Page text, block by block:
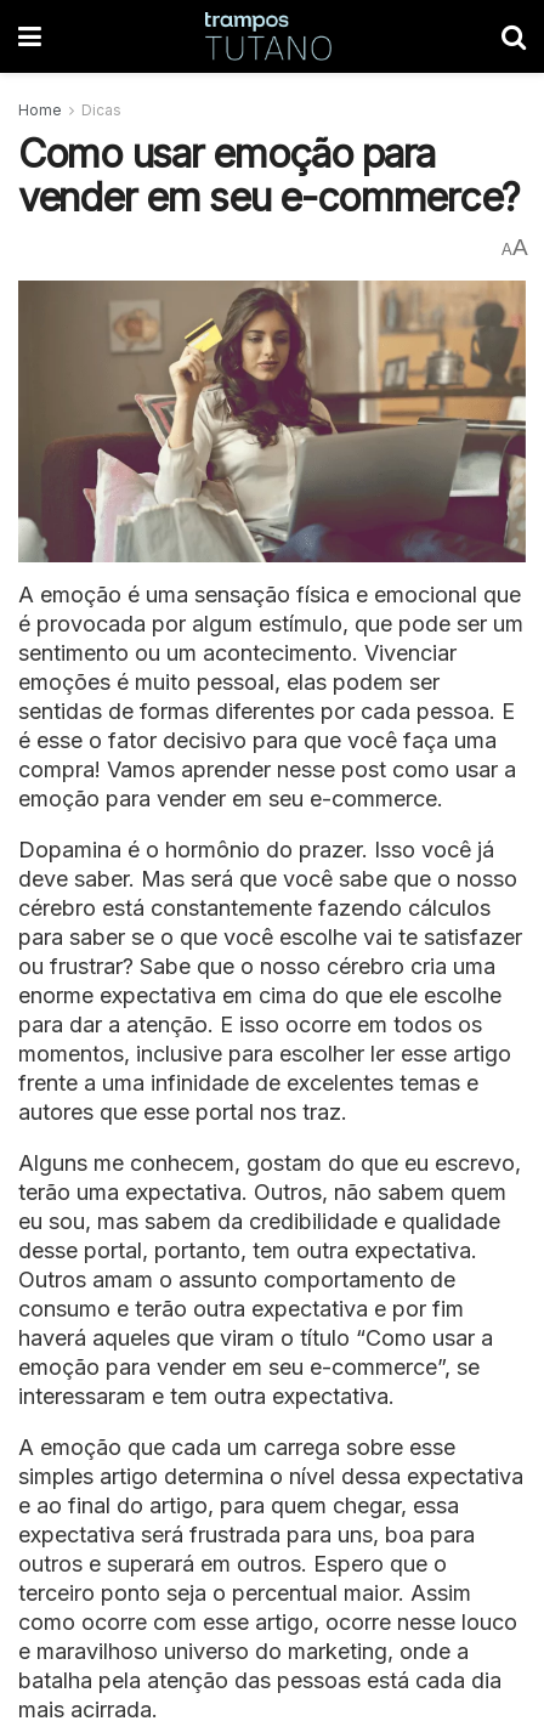
Home Dicas
Como usar emoção para
vender em seu e-commerce?
AA
A emoção é uma sensação física e emocional que
é provocada por algum estímulo, que pode ser um
sentimento ou um acontecimento. Vivenciar
emoções é muito pessoal, elas podem ser
sentidas de formas diferentes por cada pessoa. E
é esse o fator decisivo para que você faça uma
compra! Vamos aprender nesse post como usar a
emoção para vender em seu e-commerce.
Dopamina é o hormônio do prazer. Isso você já
deve saber. Mas será que você sabe que o nosso
cérebro está constantemente fazendo cálculos
para saber se o que você escolhe vai te satisfazer
ou frustrar? Sabe que o nosso cérebro cria uma
enorme expectativa em cima do que ele escolhe
para dar a atenção. E isso ocorre em todos os
momentos, inclusive para escolher ler esse artigo
frente a uma infinidade de excelentes temas e
autores que esse portal nos traz.
Alguns me conhecem, gostam do que eu escrevo,
terão uma expectativa. Outros, não sabem quem
eu sou, mas sabem da credibilidade e qualidade
desse portal, portanto, tem outra expectativa.
Outros amam o assunto comportamento de
consumo e terão outra expectativa e por fim
haverá aqueles que viram o título “Como usar a
emoção para vender em seu e-commerce”, se
interessaram e tem outra expectativa.
A emoção que cada um carrega sobre esse
simples artigo determina o nível dessa expectativa
e ao final do artigo, para quem chegar, essa
expectativa será frustrada para uns, boa para
outros e superará em outros. Espero que o
terceiro ponto seja o percentual maior. Assim
como ocorre com esse artigo, ocorre nesse louco
e maravilhoso universo do marketing, onde a
batalha pela atenção das pessoas está cada dia
mais acirrada.